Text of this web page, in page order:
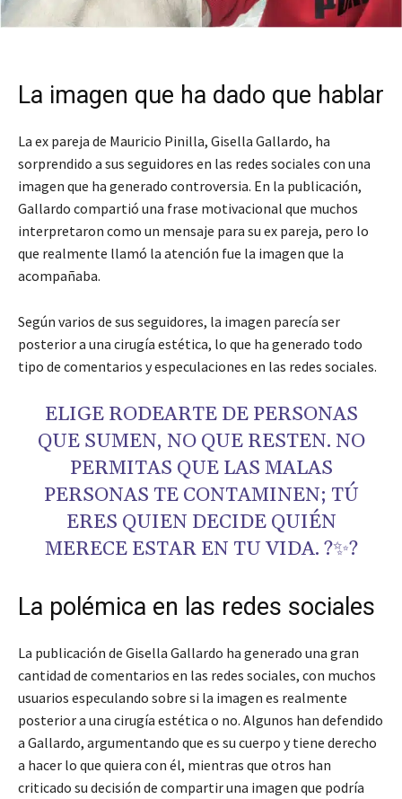
La imagen que ha dado que hablar
La ex pareja de Mauricio Pinilla, Gisella Gallardo, ha
sorprendido a sus seguidores en las redes sociales con una
imagen que ha generado controversia. En la publicación,
Gallardo compartió una frase motivacional que muchos
interpretaron como un mensaje para su ex pareja, pero lo
que realmente llamó la atención fue la imagen que la
acompañaba.
Según varios de sus seguidores, la imagen parecía ser
posterior a una cirugía estética, lo que ha generado todo
tipo de comentarios y especulaciones en las redes sociales.
ELIGE RODEARTE DE PERSONAS
QUE SUMEN, NO QUE RESTEN. NO
PERMITAS QUE LAS MALAS
PERSONAS TE CONTAMINEN; TÚ
ERES QUIEN DECIDE QUIÉN
MERECE ESTAR EN TU VIDA. ?✨?
La polémica en las redes sociales
La publicación de Gisella Gallardo ha generado una gran
cantidad de comentarios en las redes sociales, con muchos
usuarios especulando sobre si la imagen es realmente
posterior a una cirugía estética o no. Algunos han defendido
a Gallardo, argumentando que es su cuerpo y tiene derecho
a hacer lo que quiera con él, mientras que otros han
criticado su decisión de compartir una imagen que podría